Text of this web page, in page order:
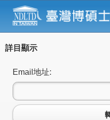
詳目顯示
Email地址: